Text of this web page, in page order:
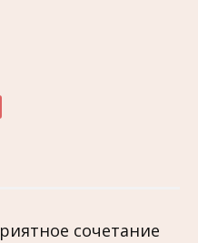
сочетание